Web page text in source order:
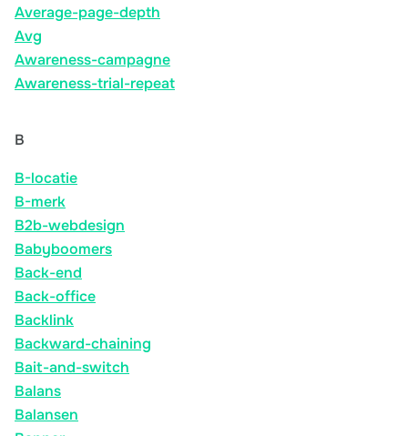
Average-page-depth
Avg
Awareness-campagne
Awareness-trial-repeat
B
B-locatie
B-merk
B2b-webdesign
Babyboomers
Back-end
Back-office
Backlink
Backward-chaining
Bait-and-switch
Balans
Balansen